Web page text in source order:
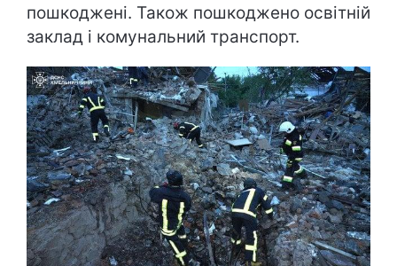
пошкоджені. Також пошкоджено освітній
заклад і комунальний транспорт.